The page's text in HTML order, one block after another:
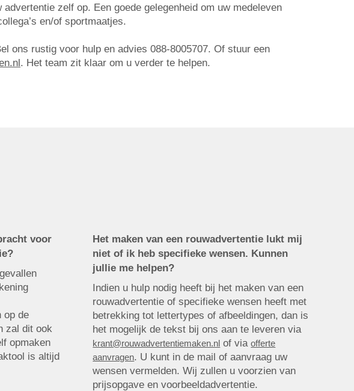
zelf op. Een goede gelegenheid om uw medeleven
en/of sportmaatjes.
ons rustig voor hulp en advies 088-8005707. Of stuur een
. Het team zit klaar om u verder te helpen.
voor
op de
zal dit ook
opmaken
is altijd
Het maken van een rouwadvertentie lukt mij
niet of ik heb specifieke wensen. Kunnen
jullie me helpen?
Indien u hulp nodig heeft bij het maken van een
rouwadvertentie of specifieke wensen heeft met
betrekking tot lettertypes of afbeeldingen, dan is
het mogelijk de tekst bij ons aan te leveren via
krant@rouwadvertentiemaken.nl of viaofferte
aanvragen. U kunt in de mail of aanvraag uw
wensen vermelden. Wij zullen u voorzien van
prijsopgave en voorbeeldadvertentie.